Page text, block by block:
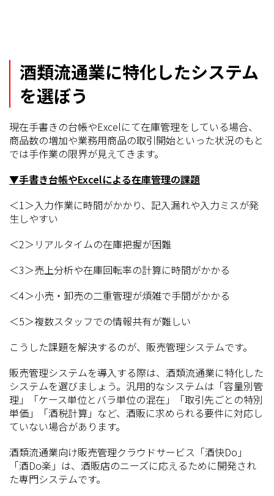
酒類流通業に特化したシステム
を選ぼう
現在手書きの台帳やExcelにて在庫管理をしている場合、
商品数の増加や業務用商品の取引開始といった状況のもと
では手作業の限界が見えてきます。
▼手書き台帳やExcelによる在庫管理の課題
＜1＞入力作業に時間がかかり、記入漏れや入力ミスが発
生しやすい
＜2＞リアルタイムの在庫把握が困難
＜3＞売上分析や在庫回転率の計算に時間がかかる
＜4＞小売・卸売の二重管理が煩雑で手間がかかる
＜5＞複数スタッフでの情報共有が難しい
こうした課題を解決するのが、販売管理システムです。
販売管理システムを導入する際は、酒類流通業に特化した
システムを選びましょう。汎用的なシステムは「容量別管
理」「ケース単位とバラ単位の混在」「取引先ごとの特別
単価」「酒税計算」など、酒販に求められる要件に対応し
ていない場合があります。
酒類流通業向け販売管理クラウドサービス「酒快Do」
「酒Do楽」は、酒販店のニーズに応えるために開発され
た専門システムです。